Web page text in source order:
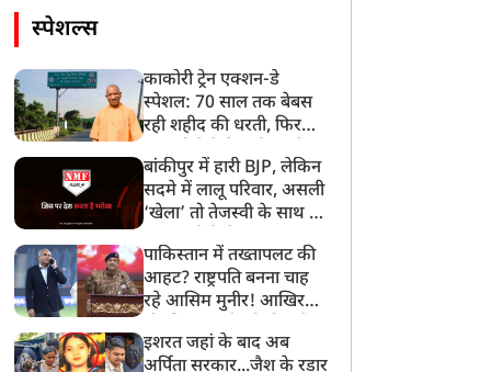
दुनिया
पाकिस्तान में भी ‘कॉकरोच
पार्टी’ की एंट्री! मुनीर-शहबाज
की बढ़ी टेंशन, युवाओं के इस
से मचेगा बवाल?
हिंदू राष्ट्र की मांग को लेकर
नेपाल में उबाल, सड़कों पर
उतरे हजारों लोग
स्पेशल्स
काकोरी ट्रेन एक्शन-डे
स्पेशल: 70 साल तक बेबस
रही शहीद की धरती, फिर
पीढ़ियों का दर्द
बांकीपुर में हारी BJP, लेकिन
सदमे में लालू परिवार, असली
‘खेला’ तो तेजस्वी के साथ हो
पाकिस्तान में तख्तापलट की
आहट? राष्ट्रपति बनना चाह
रहे आसिम मुनीर! आखिर
बनाया मोहरा?
इशरत जहां के बाद अब
अर्पिता सरकार...जैश के रडार